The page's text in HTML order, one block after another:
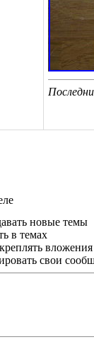
новые темы
в темах
вложения
свои